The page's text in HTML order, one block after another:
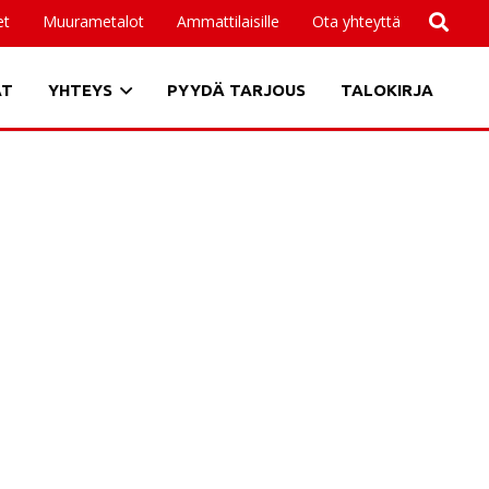
Muurametalot Ammattilaisille Ota yhteyttä
YHTEYS PYYDÄ TARJOUS TALOKIRJA